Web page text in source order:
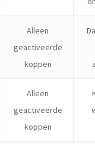
Alleen
geactiveerde
koppen
Alleen
geactiveerde
koppen